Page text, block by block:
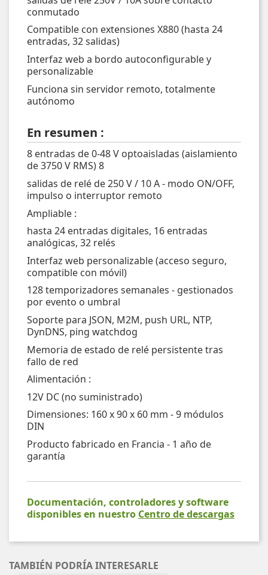
conmutado
Compatible con extensiones X880 (hasta 24
entradas, 32 salidas)
Interfaz web a bordo autoconfigurable y
personalizable
Funciona sin servidor remoto, totalmente
autónomo
En resumen :
8 entradas de 0-48 V optoaisladas (aislamiento
de 3750 V RMS) 8
salidas de relé de 250 V / 10 A - modo ON/OFF,
impulso o interruptor remoto
Ampliable :
hasta 24 entradas digitales, 16 entradas
analógicas, 32 relés
Interfaz web personalizable (acceso seguro,
compatible con móvil)
128 temporizadores semanales - gestionados
por evento o umbral
Soporte para JSON, M2M, push URL, NTP,
DynDNS, ping watchdog
Memoria de estado de relé persistente tras
fallo de red
Alimentación :
12V DC (no suministrado)
Dimensiones: 160 x 90 x 60 mm - 9 módulos
DIN
Producto fabricado en Francia - 1 año de
garantía
Documentación, controladores y software
disponibles en nuestro Centro de descargas
TAMBIÉN PODRÍA INTERESARLE